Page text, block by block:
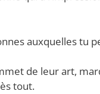
auxquelles tu
de leur art,
tout.